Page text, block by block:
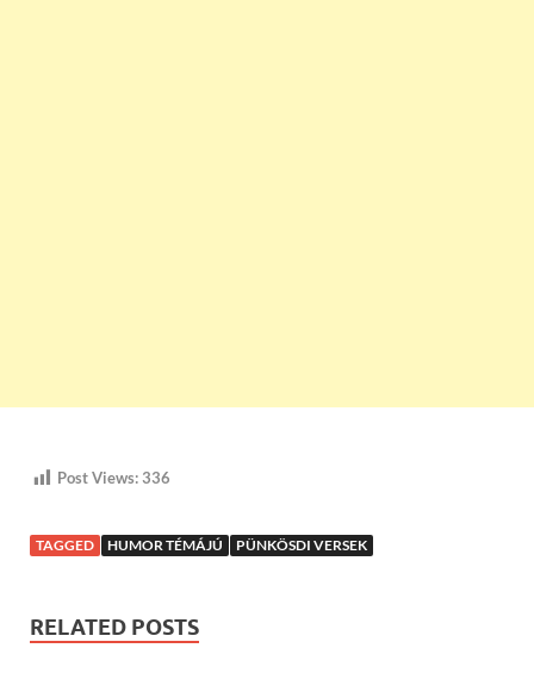
Post Views:336
TAGGED HUMOR TÉMÁJÚ PÜNKÖSDI VERSEK
RELATED POSTS